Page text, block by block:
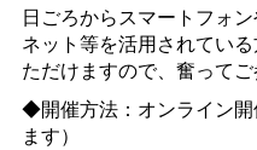
日ごろからスマートフォ
ネット等を活用されてい
ただけますので、奮ってご
◆開催方法：オンライン
ます）